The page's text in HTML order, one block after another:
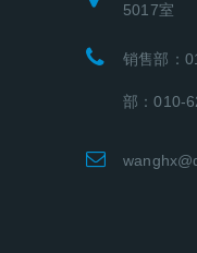
5017室
销售部：
部：010-